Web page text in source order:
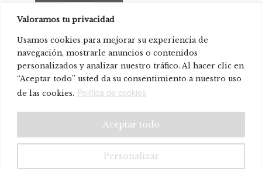
Valoramos tu privacidad
Usamos cookies para mejorar su experiencia de
navegación, mostrarle anuncios o contenidos
personalizados y analizar nuestro tráfico. Al hacer clic en
“Aceptar todo” usted da su consentimiento a nuestro uso
de las cookies. Política de cookies
Personalizar
Aceptar todo
STC Studio